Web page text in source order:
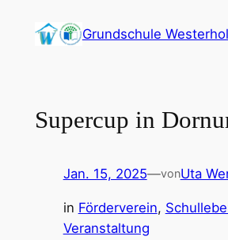
Inhalt
Grundschule
Supercup in
Jan. 15, 2025—vonUta
in Förderverein,
Veranstaltung